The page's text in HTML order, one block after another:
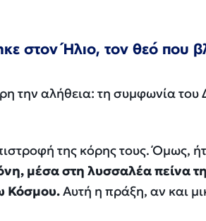
στον Ήλιο, τον θεό που
την αλήθεια: τη συμφωνία του
της κόρης τους. Όμως,
μέσα στη λυσσαλέα πείνα
Κόσμου.Αυτή η πράξη, αν και